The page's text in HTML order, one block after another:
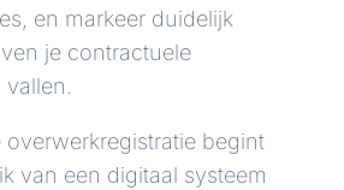
en markeer duidelijk
je contractuele
overwerkregistratie begint
van een digitaal systeem